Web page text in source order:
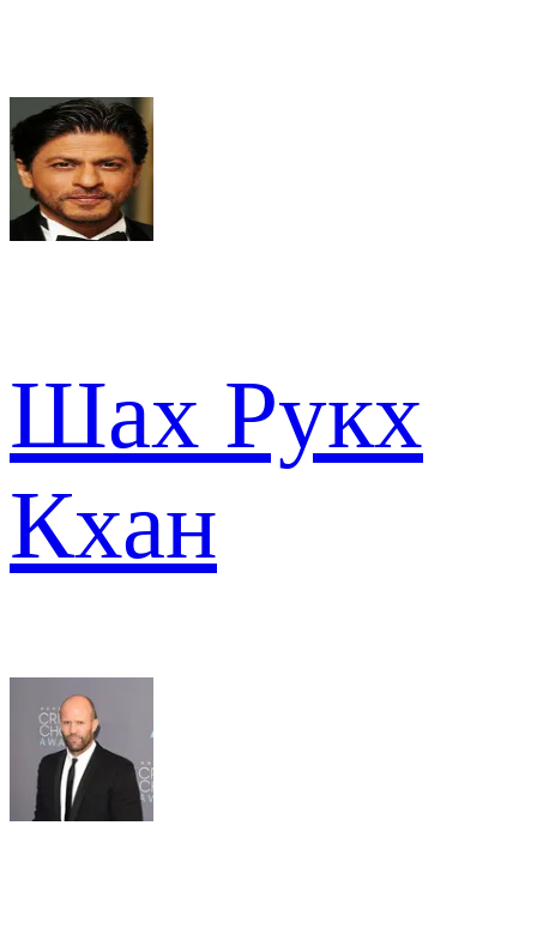
Шах Рукх
Кхан